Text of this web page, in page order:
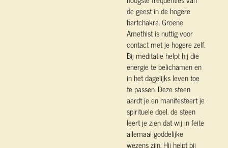
de geest in de hogere
hartchakra. Groene
Amethist is nuttig voor
contact met je hogere zelf.
Bij meditatie helpt hij die
energie te belichamen en
in het dagelijks leven toe
te passen. Deze steen
aardt je en manifesteert je
spirituele doel. de steen
leert je zien dat wij in feite
allemaal goddelijke
wezens zijn. Hij helpt bij